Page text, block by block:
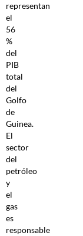
representan
el
56
%
del
PIB
total
del
Golfo
de
Guinea.
El
sector
del
petróleo
y
el
gas
es
responsable